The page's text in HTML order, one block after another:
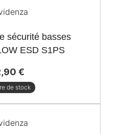
sécurité basses
ESD S1PS
€
de stock
-30%